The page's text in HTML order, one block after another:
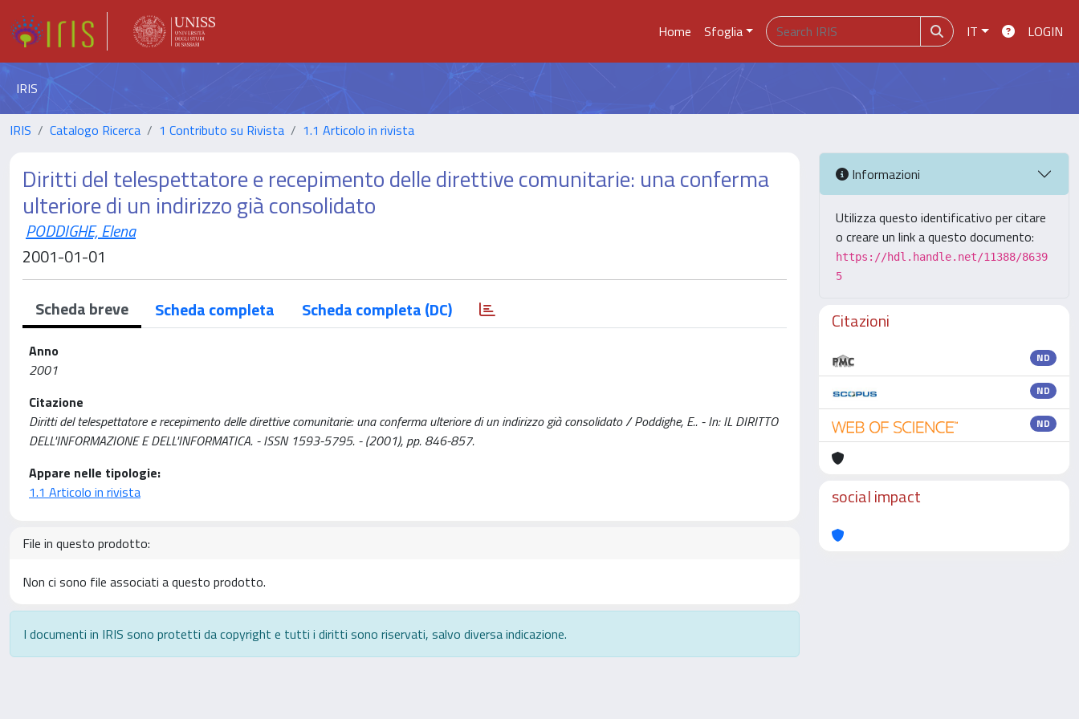
Home Sfoglia IT LOGIN
IRIS
IRIS Catalogo Ricerca 1 Contributo su Rivista 1.1 Articolo in rivista
Diritti del telespettatore e recepimento delle direttive comunitarie: una conferma
ulteriore di un indirizzo già consolidato
PODDIGHE, Elena
2001-01-01
Scheda breve Scheda completa Scheda completa (DC)
Anno
2001
Citazione
Diritti del telespettatore e recepimento delle direttive comunitarie: una conferma ulteriore di un indirizzo già consolidato / Poddighe, E.. - In: IL DIRITTO
DELL'INFORMAZIONE E DELL'INFORMATICA. - ISSN 1593-5795. - (2001), pp. 846-857.
Appare nelle tipologie:
1.1 Articolo in rivista
File in questo prodotto:
Non ci sono file associati a questo prodotto.
I documenti in IRIS sono protetti da copyright e tutti i diritti sono riservati, salvo diversa indicazione.
Informazioni
Utilizza questo identificativo per citare
o creare un link a questo documento:
https://hdl.handle.net/11388/8639
5
Citazioni
ND
ND
ND
social impact